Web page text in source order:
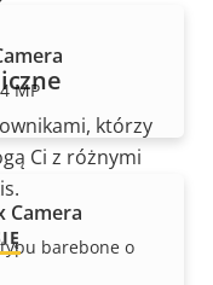
MP
Camera
barebone o
którzy
Ci z różnymi